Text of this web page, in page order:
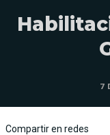
7
Compartir en redes